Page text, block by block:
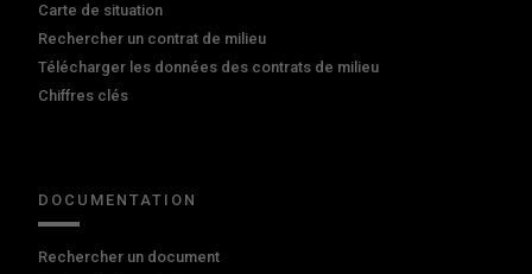
Carte de situation
Rechercher un contrat de milieu
Télécharger les données des contrats de milieu
Chiffres clés
DOCUMENTATION
Rechercher un document